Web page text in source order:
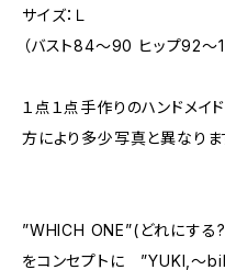
サイズ：Ｌ
（バスト84〜90 ヒップ92〜
１点１点手作りのハンドメイ
方により多少写真と異なりま
”WHICH ONE”(どれにする
をコンセプトに ”YUKI,～